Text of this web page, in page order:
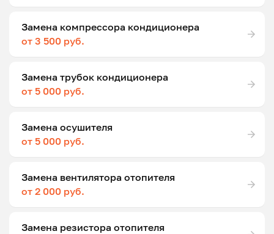
Замена компрессора кондиционера
от 3 500 руб.
Замена трубок кондиционера
от 5 000 руб.
Замена осушителя
от 5 000 руб.
Замена вентилятора отопителя
от 2 000 руб.
Замена резистора отопителя